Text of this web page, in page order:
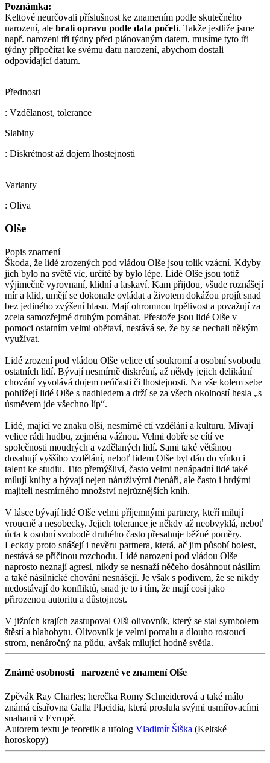
Poznámka:
Keltové neurčovali příslušnost ke znamením podle skutečného
narození, ale brali opravu podle data početí. Takže jestliže jsme
např. narozeni tři týdny před plánovaným datem, musíme tyto tři
týdny připočítat ke svému datu narození, abychom dostali
odpovídající datum.
Přednosti
: Vzdělanost, tolerance
Slabiny
: Diskrétnost až dojem lhostejnosti
Varianty
: Oliva
Olše
Popis znamení
Škoda, že lidé zrozených pod vládou Olše jsou tolik vzácní. Kdyby
jich bylo na světě víc, určitě by bylo lépe. Lidé Olše jsou totiž
výjimečně vyrovnaní, klidní a laskaví. Kam přijdou, všude roznášejí
mír a klid, umějí se dokonale ovládat a životem dokážou projít snad
bez jediného zvýšení hlasu. Mají ohromnou trpělivost a považují za
zcela samozřejmé druhým pomáhat. Přestože jsou lidé Olše v
pomoci ostatním velmi obětaví, nestává se, že by se nechali někým
využívat.
Lidé zrození pod vládou Olše velice ctí soukromí a osobní svobodu
ostatních lidí. Bývají nesmírně diskrétní, až někdy jejich delikátní
chování vyvolává dojem neúčasti či lhostejnosti. Na vše kolem sebe
pohlížejí lidé Olše s nadhledem a drží se za všech okolností hesla „s
úsměvem jde všechno líp“.
Lidé, mající ve znaku olši, nesmírně ctí vzdělání a kulturu. Mívají
velice rádi hudbu, zejména vážnou. Velmi dobře se cítí ve
společnosti moudrých a vzdělaných lidí. Sami také většinou
dosahují vyššího vzdělání, neboť lidem Olše byl dán do vínku i
talent ke studiu. Tito přemýšliví, často velmi nenápadní lidé také
milují knihy a bývají nejen náruživými čtenáři, ale často i hrdými
majiteli nesmírného množství nejrůznějších knih.
V lásce bývají lidé Olše velmi příjemnými partnery, kteří milují
vroucně a nesobecky. Jejich tolerance je někdy až neobvyklá, neboť
úcta k osobní svobodě druhého často přesahuje běžné poměry.
Leckdy proto snášejí i nevěru partnera, která, ač jim působí bolest,
nestává se příčinou rozchodu. Lidé narození pod vládou Olše
naprosto neznají agresi, nikdy se nesnaží něčeho dosáhnout násilím
a také násilnické chování nesnášejí. Je však s podivem, že se nikdy
nedostávají do konfliktů, snad je to i tím, že mají cosi jako
přirozenou autoritu a důstojnost.
V jižních krajích zastupoval Olši olivovník, který se stal symbolem
štěstí a blahobytu. Olivovník je velmi pomalu a dlouho rostoucí
strom, nenáročný na půdu, avšak milující hodně světla.
Známé osobnosti narozené ve znamení Olše
Zpěvák Ray Charles; herečka Romy Schneiderová a také málo
známá císařovna Galla Placidia, která proslula svými usmiřovacími
snahami v Evropě.
Autorem textu je teoretik a ufolog Vladimír Šiška (Keltské
horoskopy)